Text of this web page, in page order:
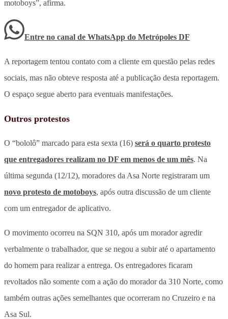
motoboys”, afirma.
Entre no canal de WhatsApp do Metrópoles DF
A reportagem tentou contato com a cliente em questão pelas redes
sociais, mas não obteve resposta até a publicação desta reportagem.
O espaço segue aberto para eventuais manifestações.
Outros protestos
O “bololô” marcado para esta sexta (16) será o quarto protesto
que entregadores realizam no DF em menos de um mês. Na
última segunda (12/12), moradores da Asa Norte registraram um
novo protesto de motoboys, após outra discussão de um cliente
com um entregador de aplicativo.
O movimento ocorreu na SQN 310, após um morador agredir
verbalmente o trabalhador, que se negou a subir até o apartamento
do homem para realizar a entrega. Os entregadores ficaram
revoltados não somente com a ação do morador da 310 Norte, como
também outras ações semelhantes que ocorreram no Cruzeiro e na
Asa Sul.